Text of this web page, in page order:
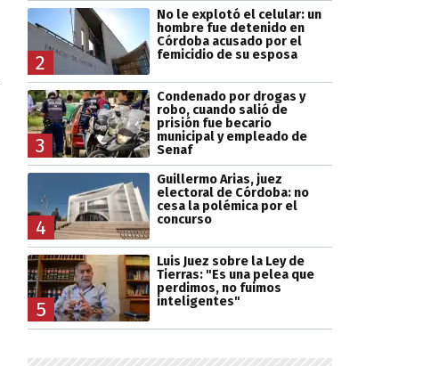
2
No le explotó el celular: un
hombre fue detenido en
Córdoba acusado por el
femicidio de su esposa
3
Condenado por drogas y
robo, cuando salió de
prisión fue becario
municipal y empleado de
Senaf
4
Guillermo Arias, juez
electoral de Córdoba: no
cesa la polémica por el
concurso
5
Luis Juez sobre la Ley de
Tierras: "Es una pelea que
perdimos, no fuimos
inteligentes"